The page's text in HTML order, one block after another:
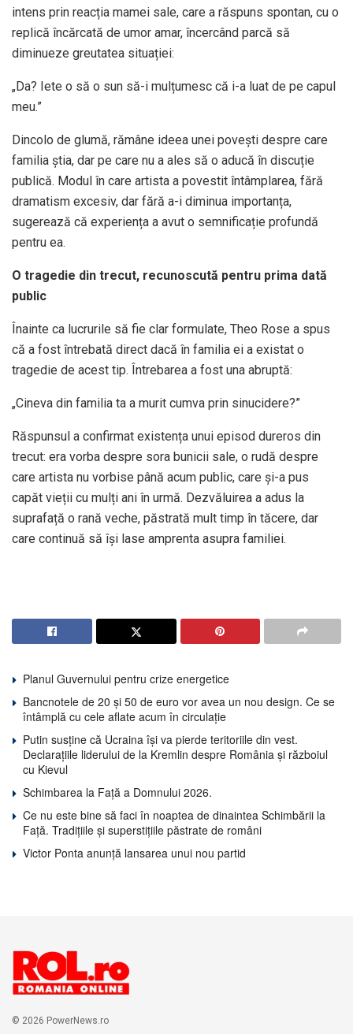
intens prin reacția mamei sale, care a răspuns spontan, cu o
replică încărcată de umor amar, încercând parcă să
diminueze greutatea situației:
„Da? Iete o să o sun să-i mulțumesc că i-a luat de pe capul
meu.”
Dincolo de glumă, rămâne ideea unei povești despre care
familia știa, dar pe care nu a ales să o aducă în discuție
publică. Modul în care artista a povestit întâmplarea, fără
dramatism excesiv, dar fără a-i diminua importanța,
sugerează că experiența a avut o semnificație profundă
pentru ea.
O tragedie din trecut, recunoscută pentru prima dată
public
Înainte ca lucrurile să fie clar formulate, Theo Rose a spus
că a fost întrebată direct dacă în familia ei a existat o
tragedie de acest tip. Întrebarea a fost una abruptă:
„Cineva din familia ta a murit cumva prin sinucidere?”
Răspunsul a confirmat existența unui episod dureros din
trecut: era vorba despre sora bunicii sale, o rudă despre
care artista nu vorbise până acum public, care și-a pus
capăt vieții cu mulți ani în urmă. Dezvăluirea a adus la
suprafață o rană veche, păstrată mult timp în tăcere, dar
care continuă să își lase amprenta asupra familiei.
Planul Guvernului pentru crize energetice
Bancnotele de 20 și 50 de euro vor avea un nou design. Ce se
întâmplă cu cele aflate acum în circulație
Putin susține că Ucraina își va pierde teritoriile din vest.
Declarațiile liderului de la Kremlin despre România și războiul
cu Kievul
Schimbarea la Față a Domnului 2026.
Ce nu este bine să faci în noaptea de dinaintea Schimbării la
Față. Tradițiile și superstițiile păstrate de români
Victor Ponta anunță lansarea unui nou partid
© 2026 PowerNews.ro